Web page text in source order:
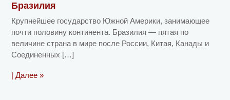
Бразилия
Крупнейшее государство Южной Америки, занимающее
почти половину континента. Бразилия — пятая по
величине страна в мире после России, Китая, Канады и
Соединенных […]
| Далее »